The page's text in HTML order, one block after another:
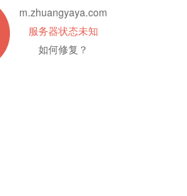
m.zhuangyaya.com
服务器状态未知
如何修复？